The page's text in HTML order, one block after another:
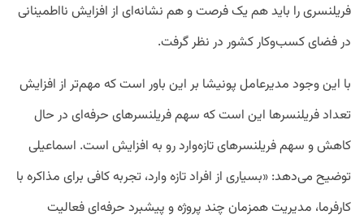
فریلنسری را باید هم یک فرصت و هم نشانه‌ای از افزایش نااطمینانی
در فضای کسب‌وکار کشور در نظر گرفت.
با این وجود مدیرعامل پونیشا بر این باور است که مهم‌تر از افزایش
تعداد فریلنسرها این است که سهم فریلنسرهای حرفه‌ای در حال
کاهش و سهم فریلنسرهای تازه‌وارد رو به افزایش است. اسماعیلی
توضیح می‌دهد: «بسیاری از افراد تازه وارد، تجربه کافی برای مذاکره با
کارفرما، مدیریت همزمان چند پروژه و پیشبرد حرفه‌ای فعالیت